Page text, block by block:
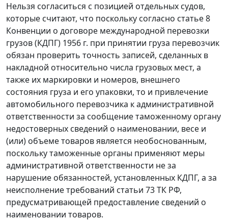
Нельзя согласиться с позицией отдельных судов,
которые считают, что поскольку согласно статье 8
Конвенции о договоре международной перевозки
грузов (КДПГ) 1956 г. при принятии груза перевозчик
обязан проверить точность записей, сделанных в
накладной относительно числа грузовых мест, а
также их маркировки и номеров, внешнего
состояния груза и его упаковки, то и привлечение
автомобильного перевозчика к административной
ответственности за сообщение таможенному органу
недостоверных сведений о наименовании, весе и
(или) объеме товаров является необоснованным,
поскольку таможенные органы применяют меры
административной ответственности не за
нарушение обязанностей, установленных КДПГ, а за
неисполнение требований статьи 73 ТК РФ,
предусматривающей предоставление сведений о
наименовании товаров.